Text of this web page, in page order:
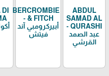
ABDUL
SAMAD AL
QURASHI -
عبد الصمد
القرشي
ABERCROMBIE
& FITCH -
أبيركرومبي آند
فيتش